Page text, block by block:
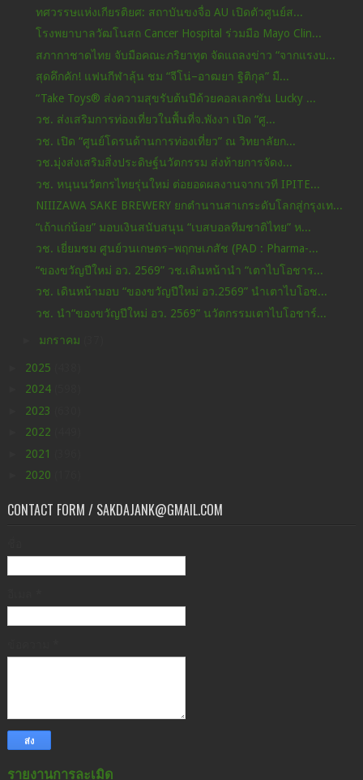
ทศวรรษแห่งเกียรติยศ: สถาบันขงจื่อ AU เปิดตัวศูนย์ส...
โรงพยาบาลวัฒโนสถ Cancer Hospital ร่วมมือ Mayo Clin...
สภากาชาดไทย จับมือคณะภริยาทูต จัดแถลงข่าว “จากแรงบ...
สุดคึกคัก! แฟนกีฬาลุ้น ชม “จีโน่–อาฒยา ฐิติกุล” มื...
“Take Toys® ส่งความสุขรับต้นปีด้วยคอลเลกชัน Lucky ...
วช. ส่งเสริมการท่องเที่ยวในพื้นที่จ.พังงา เปิด “ศู...
วช. เปิด “ศูนย์โดรนด้านการท่องเที่ยว” ณ วิทยาลัยก...
วช.มุ่งส่งเสริมสิ่งประดิษฐ์นวัตกรรม ส่งท้ายการจัดง...
วช. หนุนนวัตกรไทยรุ่นใหม่ ต่อยอดผลงานจากเวที IPITE...
NIIIZAWA SAKE BREWERY ยกตำนานสาเกระดับโลกสู่กรุงเท...
“เถ้าแก่น้อย” มอบเงินสนับสนุน “เบสบอลทีมชาติไทย” ห...
วช. เยี่ยมชม ศูนย์วนเกษตร–พฤกษเภสัช (PAD : Pharma-...
“ของขวัญปีใหม่ อว. 2569” วช.เดินหน้านำ “เตาไบโอชาร...
วช. เดินหน้ามอบ “ของขวัญปีใหม่ อว.2569” นำเตาไบโอช...
วช. นำ“ของขวัญปีใหม่ อว. 2569” นวัตกรรมเตาไบโอชาร์...
มกราคม
2025
2024
2023
2022
2021
2020
CONTACT FORM / SAKDAJANK@GMAIL.COM
รายงานการละเมิด